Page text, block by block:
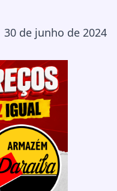
30 de junho de 2024